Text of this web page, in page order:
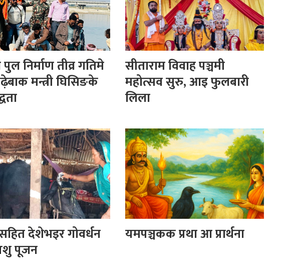
निर्माण तीव्र गतिमे
मन्त्री घिसिङके
सीताराम विवाह पञ्चमी
महोत्सव सुरु, आइ फुलबारी
लिला
देशेभइर गोवर्धन
पूजन
यमपञ्चकक प्रथा आ प्रार्थना